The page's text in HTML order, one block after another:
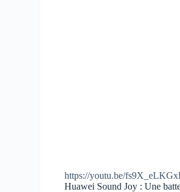
https://youtu.be/
Huawei Sound Joy : Une